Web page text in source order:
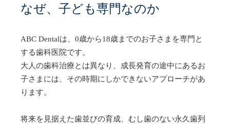
なぜ、 子ども専門なのか
ABC Dentalは、0歳から18歳までのお子さまを専門と
する歯科医院です。
大人の歯科治療とは異なり、成長発育の途中にあるお
子さまには、その時期にしかできないアプローチがあ
ります。
将来を見据えた歯並びの育成、むし歯のない永久歯列